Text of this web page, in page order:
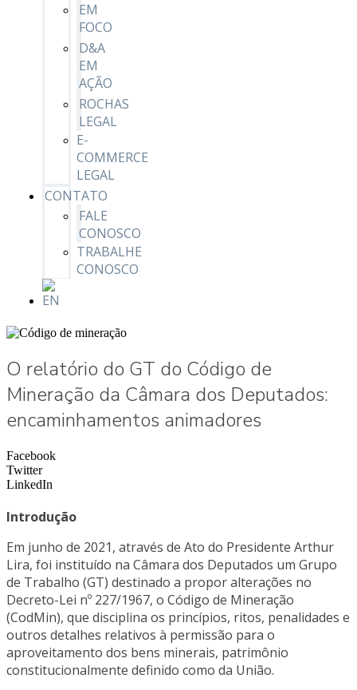
EM
FOCO
D&A
EM
AÇÃO
ROCHAS
LEGAL
E-
COMMERCE
LEGAL
CONTATO
FALE
CONOSCO
TRABALHE
CONOSCO
O relatório do GT do Código de
Mineração da Câmara dos Deputados:
encaminhamentos animadores
Facebook
Twitter
LinkedIn
Introdução
Em junho de 2021, através de Ato do Presidente Arthur
Lira, foi instituído na Câmara dos Deputados um Grupo
de Trabalho (GT) destinado a propor alterações no
Decreto-Lei nº 227/1967, o Código de Mineração
(CodMin), que disciplina os princípios, ritos, penalidades e
outros detalhes relativos à permissão para o
aproveitamento dos bens minerais, patrimônio
constitucionalmente definido como da União.